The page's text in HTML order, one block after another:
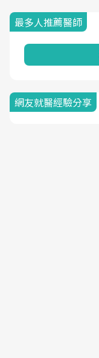
最多人推薦醫師
網友就醫經驗分享